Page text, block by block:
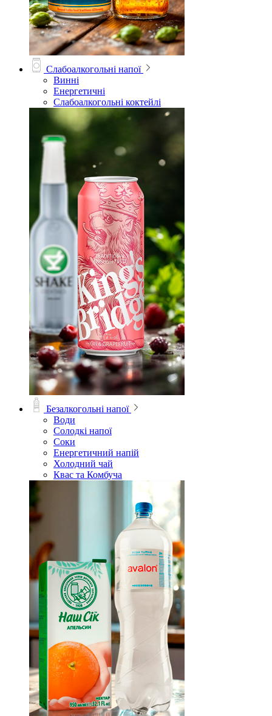
Слабоалкогольні напої
Винні
Енергетичні
Слабоалкогольні коктейлі
Безалкогольні напої
Води
Солодкі напої
Соки
Енергетичний напій
Холодний чай
Квас та Комбуча